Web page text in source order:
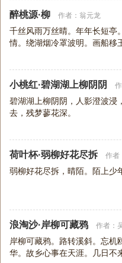
醉桃源·柳 作者： 翁元龙
千丝风雨万丝晴。年年长短亭
情。绕湖烟冷罩波明。画船移
小桃红·碧湖湖上柳阴阴
碧湖湖上柳阴阴，人影澄波浸
去，残梦蓼花深。
荷叶杯·弱柳好花尽拆 作者
弱柳好花尽拆，晴陌。陌上少
浪淘沙·岸柳可藏鸦 作者：
岸柳可藏鸦。路转溪斜。忘
华。故乡心事在天涯。几日不